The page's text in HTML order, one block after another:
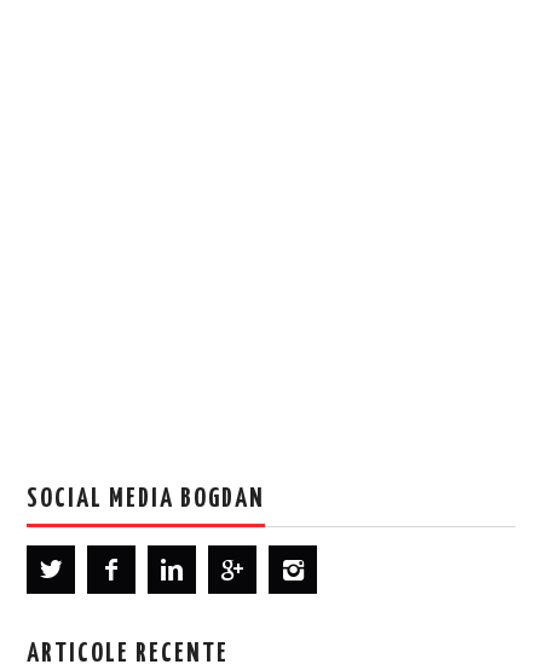
SOCIAL MEDIA BOGDAN
ARTICOLE RECENTE